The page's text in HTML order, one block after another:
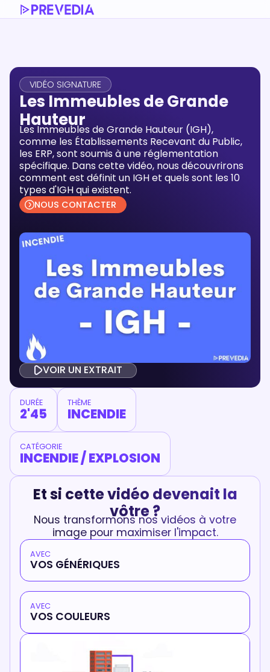
VIDÉO SIGNATURE
Les Immeubles de Grande
Hauteur
Les Immeubles de Grande Hauteur (IGH),
comme les Établissements Recevant du Public,
les ERP, sont soumis à une réglementation
spécifique. Dans cette vidéo, nous découvrirons
comment est définit un IGH et quels sont les 10
types d'IGH qui existent.
NOUS CONTACTER
VOIR UN EXTRAIT
DURÉE
2'45
THÈME
INCENDIE
CATÉGORIE
INCENDIE / EXPLOSION
Et si cette vidéo devenait la
vôtre ?
Nous transformons nos vidéos à votre
image pour maximiser l'impact.
AVEC
VOS GÉNÉRIQUES
AVEC
VOS COULEURS